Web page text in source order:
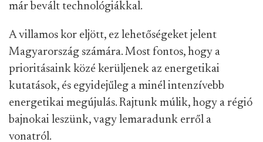
már bevált technológiákkal.
A villamos kor eljött, ez lehetőségeket jelent
Magyarország számára. Most fontos, hogy a
prioritásaink közé kerüljenek az energetikai
kutatások, és egyidejűleg a minél intenzívebb
energetikai megújulás. Rajtunk múlik, hogy a régió
bajnokai leszünk, vagy lemaradunk erről a
vonatról.